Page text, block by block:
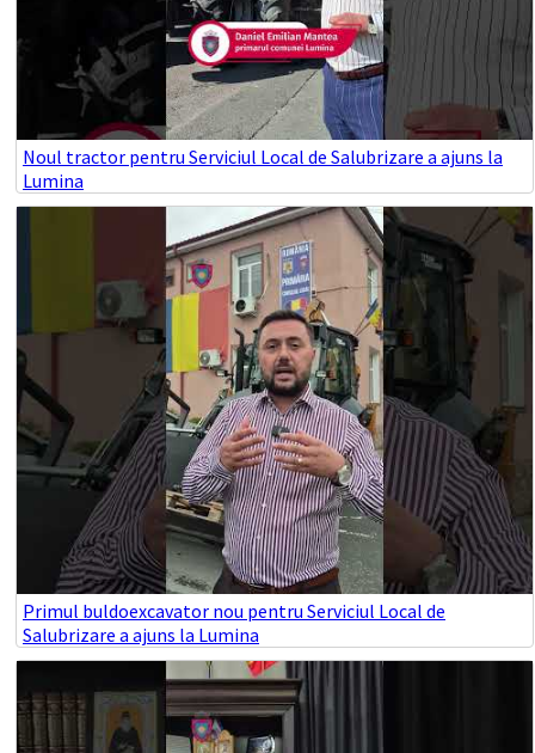
Noul tractor pentru Serviciul Local de Salubrizare a ajuns la
Lumina
Primul buldoexcavator nou pentru Serviciul Local de
Salubrizare a ajuns la Lumina